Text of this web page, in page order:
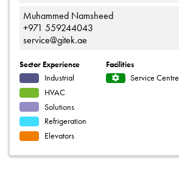
Muhammed Namsheed
+971 559244043
service@gitek.ae
Sector Experience
Industrial
HVAC
Solutions
Refrigeration
Elevators
Facilities
Service Centre